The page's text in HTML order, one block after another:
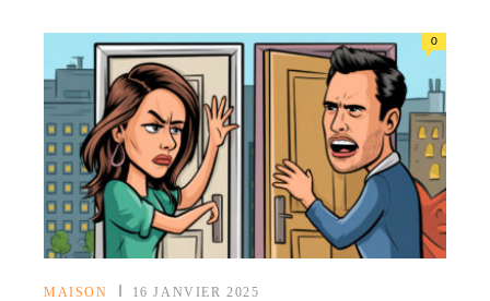
MAISON 16 JANVIER 2025
0